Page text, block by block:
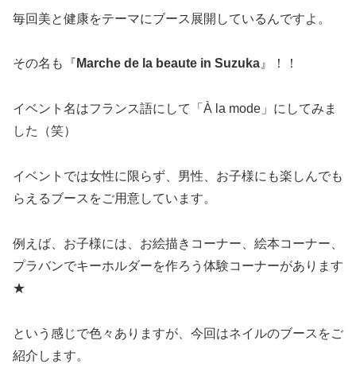
毎回美と健康をテーマにブース展開しているんですよ。
その名も『 Marche de la beaute in Suzuka 』！！
イベント名はフランス語にして「 À la mode」 にしてみま
した（笑）
イベントでは女性に限らず、男性、お子様にも楽しんでも
らえるブースをご用意しています。
例えば、お子様には、お絵描きコーナー、絵本コーナー、
プラバンでキーホルダーを作ろう体験コーナーがあります
★
という感じで色々ありますが、今回はネイルのブースをご
紹介します。